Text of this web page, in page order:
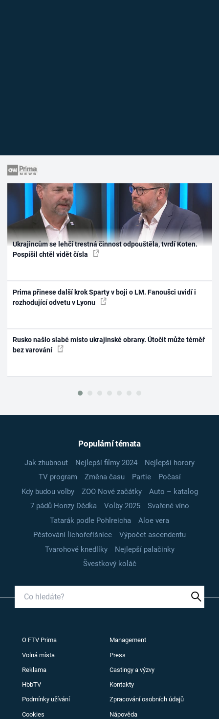
Ukrajincům se lehčí trestná činnost odpouštěla, tvrdí Koten.
Pospíšil chtěl vidět čísla
Prima přinese další krok Sparty v boji o LM. Fanoušci uvidí i
rozhodující odvetu v Lyonu
Rusko našlo slabé místo ukrajinské obrany. Útočit může téměř
bez varování
Populární témata
Jak zhubnout Nejlepší filmy 2024
Nejlepší horory
TV program
Změna času Partie
Počasí
Kdy budou volby
ZOO Nové začátky
Auto – katalog
7 pádů Honzy Dědka
Volby 2025
Svařené víno
Tatarák podle Pohlreicha
Aloe vera
Pěstování lichořeřišnice
Výpočet ascendentu
Tvarohové knedlíky
Nejlepší palačinky
Švestkový koláč
O FTV Prima Management
Volná místa Press
Reklama Castingy a výzvy
HbbTV Kontakty
Podmínky užívání Zpracování osobních údajů
Cookies Nápověda